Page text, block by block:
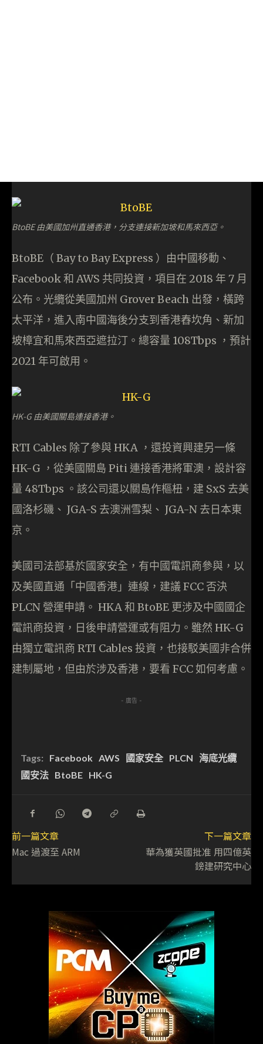
BtoBE 由美國加州直通香港，分支連接新加坡和馬來西亞。
BtoBE（ Bay to Bay Express ）由中國移動、
Facebook 和 AWS 共同投資，項目在 2018 年 7 月
公布。光纜從美國加州 Grover Beach 出發，橫跨
太平洋，進入南中國海後分支到香港舂坎角、新加
坡樟宜和馬來西亞遮拉汀。總容量 108Tbps ，預計
2021 年可啟用。
HK-G 由美國關島連接香港。
RTI Cables 除了參與 HKA ，還投資興建另一條
HK-G ，從美國關島 Piti 連接香港將軍澳，設計容
量 48Tbps 。該公司還以關島作樞杻，建 SxS 去美
國洛杉磯、 JGA-S 去澳洲雪梨、 JGA-N 去日本東
京。
美國司法部基於國家安全，有中國電訊商參與，以
及美國直通「中國香港」連線，建議 FCC 否決
PLCN 營運申請。 HKA 和 BtoBE 更涉及中國國企
電訊商投資，日後申請營運或有阻力。雖然 HK-G
由獨立電訊商 RTI Cables 投資，也接駁美國非合併
建制屬地，但由於涉及香港，要看 FCC 如何考慮。
- 廣告 -
Tags: Facebook AWS 國家安全 PLCN 海底光纜
國安法 BtoBE HK-G
前一篇文章
Mac 過渡至 ARM
下一篇文章
華為獲英國批准 用四億英
鎊建研究中心